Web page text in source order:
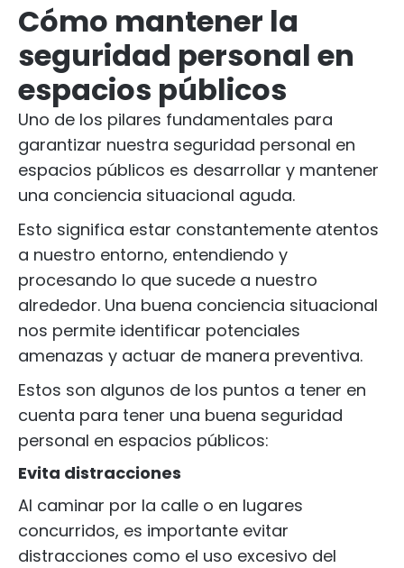
Cómo mantener la
seguridad personal en
espacios públicos
Uno de los pilares fundamentales para
garantizar nuestra seguridad personal en
espacios públicos es desarrollar y mantener
una conciencia situacional aguda.
Esto significa estar constantemente atentos
a nuestro entorno, entendiendo y
procesando lo que sucede a nuestro
alrededor. Una buena conciencia situacional
nos permite identificar potenciales
amenazas y actuar de manera preventiva.
Estos son algunos de los puntos a tener en
cuenta para tener una buena seguridad
personal en espacios públicos:
Evita distracciones
Al caminar por la calle o en lugares
concurridos, es importante evitar
distracciones como el uso excesivo del